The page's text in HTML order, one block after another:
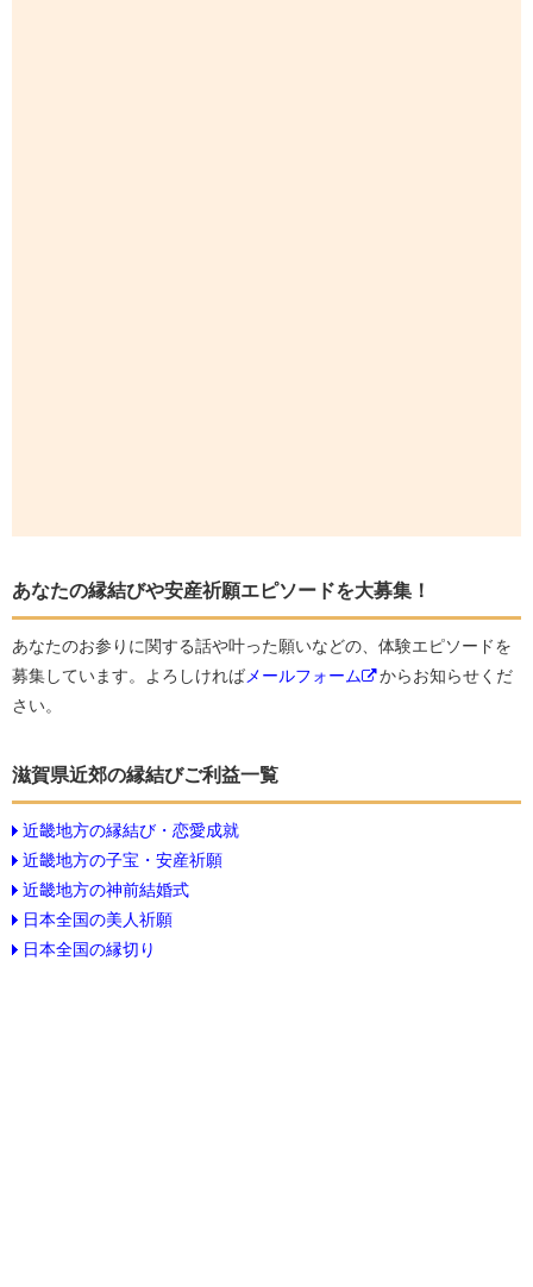
あなたの縁結びや安産祈願エピソードを大募集！
あなたのお参りに関する話や叶った願いなどの、体験エピソードを
募集しています。よろしければメールフォーム
からお知らせくだ
さい。
滋賀県近郊の縁結びご利益一覧
近畿地方の縁結び・恋愛成就
近畿地方の子宝・安産祈願
近畿地方の神前結婚式
日本全国の美人祈願
日本全国の縁切り